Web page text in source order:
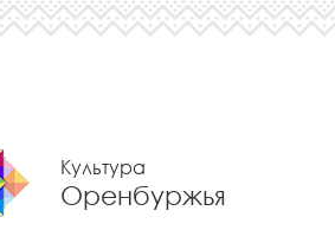
Культура
Оренбуржья